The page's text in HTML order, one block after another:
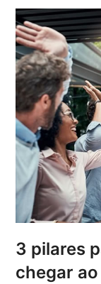
3 pilares
chegar